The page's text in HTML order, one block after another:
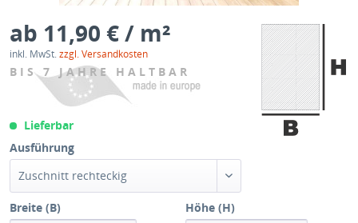
ab 11,90 € / m²
inkl. MwSt.zzgl. Versandkosten
BIS 7 JAHRE HALTBAR
Lieferbar
Ausführung
Zuschnitt rechteckig
Breite (B)
Höhe (H)